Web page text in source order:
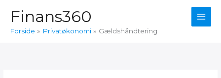
Finans360
Forside Privatøkonomi Gældshåndtering